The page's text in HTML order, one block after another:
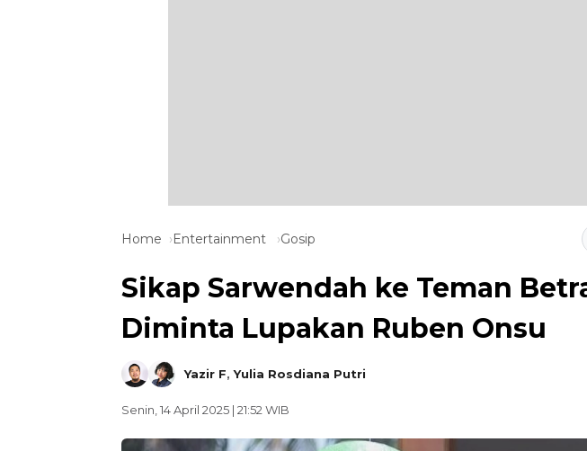
Home Entertainment Gosip
Sikap Sarwendah ke Teman
Diminta Lupakan Ruben Onsu
Yazir F,Yulia Rosdiana Putri
Senin, 14 April 2025 | 21:52 WIB